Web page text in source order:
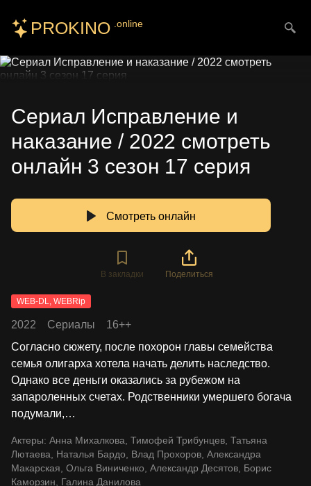
PROKINO .online
Сериал Исправление и
наказание / 2022 смотреть
онлайн 3 сезон 17 серия
Смотреть онлайн
В закладки Поделиться
WEB-DL, WEBRip
2022 Сериалы
16++
Согласно сюжету, после похорон главы семейства
семья олигарха хотела начать делить наследство.
Однако все деньги оказались за рубежом на
запароленных счетах. Родственники умершего богача
подумали,…
Актеры: Анна Михалкова, Тимофей Трибунцев, Татьяна
Лютаева, Наталья Бардо, Влад Прохоров, Александра
Макарская, Ольга Виниченко, Александр Десятов, Борис
Каморзин, Галина Данилова